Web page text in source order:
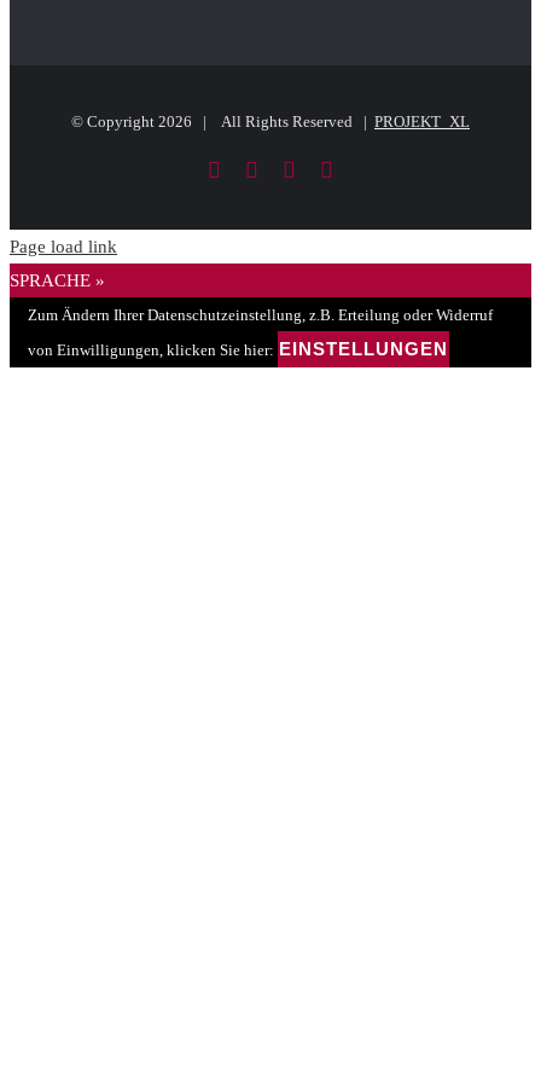
© Copyright 2026 | All Rights Reserved | PROJEKT_XL
FacebookLinkedIn
PayPal
Page load link
SPRACHE »
Zum Ändern Ihrer Datenschutzeinstellung, z.B. Erteilung oder Widerruf
von Einwilligungen, klicken Sie hier: EINSTELLUNGEN